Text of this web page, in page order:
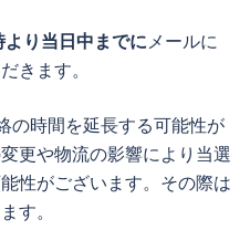
り当日中までにメールに
きます。
の時間を延長する可能性が
更や物流の影響により当選
性がございます。その際は
す。